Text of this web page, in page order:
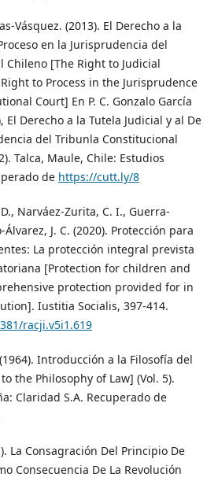
Vásquez. (2013). El Derecho a la
en la Jurisprudencia del
[The Right to Judicial
to Process in the Jurisprudence
Court] En P. C. Gonzalo García
El Derecho a la Tutela Judicial y al De
del Tribunla Constitucional
Talca, Maule, Chile: Estudios
de https://cutt.ly/8
Narváez-Zurita, C. I., Guerra-
J. C. (2020). Protección para
La protección integral prevista
[Protection for children and
protection provided for in
Iustitia Socialis, 397-414.
racji.v5i1.619
Introducción a la Filosofía del
the Philosophy of Law] (Vol. 5).
Claridad S.A. Recuperado de
La Consagración Del Principio De
Consecuencia De La Revolución